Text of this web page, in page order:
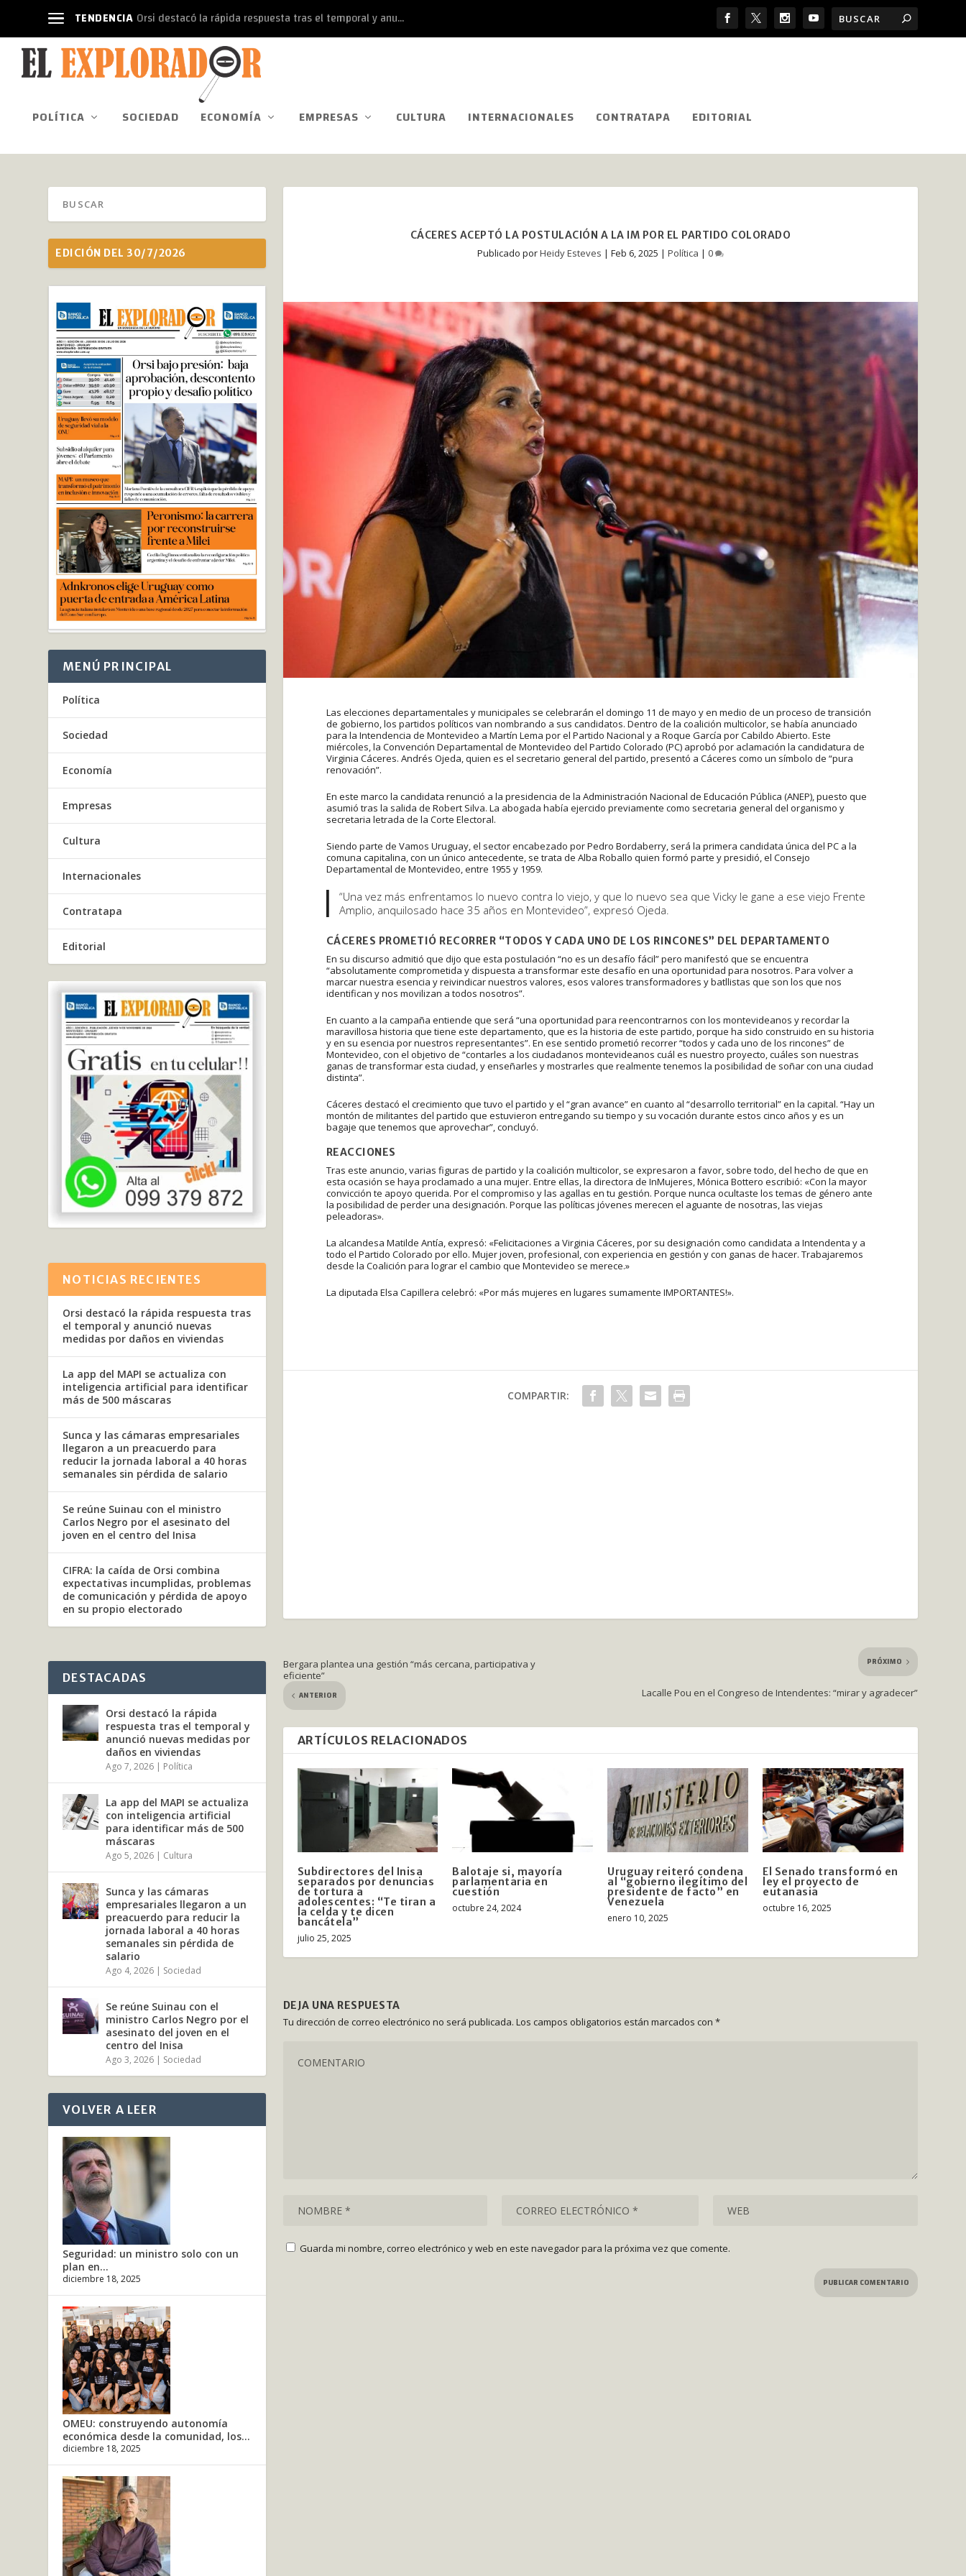
TENDENCIA Orsi destacó la rápida respuesta tras el temporal y anu...
POLÍTICA SOCIEDAD ECONOMÍA EMPRESAS CULTURA INTERNACIONALES CONTRATAPA EDITORIAL
CÁCERES ACEPTÓ LA POSTULACIÓN A LA IM POR EL PARTIDO COLORADO
Publicado porHeidy Esteves | Feb 6, 2025 | Política | 0
Las elecciones departamentales y municipales se celebrarán el domingo 11 de mayo y en medio de un proceso de transición
de gobierno, los partidos políticos van nombrando a sus candidatos. Dentro de la coalición multicolor, se había anunciado
para la Intendencia de Montevideo a Martín Lema por el Partido Nacional y a Roque García por Cabildo Abierto. Este
miércoles, la Convención Departamental de Montevideo del Partido Colorado (PC) aprobó por aclamación la candidatura de
Virginia Cáceres. Andrés Ojeda, quien es el secretario general del partido, presentó a Cáceres como un símbolo de “pura
renovación”.
En este marco la candidata renunció a la presidencia de la Administración Nacional de Educación Pública (ANEP), puesto que
asumió tras la salida de Robert Silva. La abogada había ejercido previamente como secretaria general del organismo y
secretaria letrada de la Corte Electoral.
Siendo parte de Vamos Uruguay, el sector encabezado por Pedro Bordaberry, será la primera candidata única del PC a la
comuna capitalina, con un único antecedente, se trata de Alba Roballo quien formó parte y presidió, el Consejo
Departamental de Montevideo, entre 1955 y 1959.
“Una vez más enfrentamos lo nuevo contra lo viejo, y que lo nuevo sea que Vicky le gane a ese viejo Frente
Amplio, anquilosado hace 35 años en Montevideo”, expresó Ojeda.
CÁCERES PROMETIÓ RECORRER “TODOS Y CADA UNO DE LOS RINCONES” DEL DEPARTAMENTO
En su discurso admitió que dijo que esta postulación “no es un desafío fácil” pero manifestó que se encuentra
“absolutamente comprometida y dispuesta a transformar este desafío en una oportunidad para nosotros. Para volver a
marcar nuestra esencia y reivindicar nuestros valores, esos valores transformadores y batllistas que son los que nos
identifican y nos movilizan a todos nosotros”.
En cuanto a la campaña entiende que será “una oportunidad para reencontrarnos con los montevideanos y recordar la
maravillosa historia que tiene este departamento, que es la historia de este partido, porque ha sido construido en su historia
y en su esencia por nuestros representantes”. En ese sentido prometió recorrer “todos y cada uno de los rincones” de
Montevideo, con el objetivo de “contarles a los ciudadanos montevideanos cuál es nuestro proyecto, cuáles son nuestras
ganas de transformar esta ciudad, y enseñarles y mostrarles que realmente tenemos la posibilidad de soñar con una ciudad
distinta”.
Cáceres destacó el crecimiento que tuvo el partido y el “gran avance” en cuanto al “desarrollo territorial” en la capital. “Hay un
montón de militantes del partido que estuvieron entregando su tiempo y su vocación durante estos cinco años y es un
bagaje que tenemos que aprovechar”, concluyó.
REACCIONES
Tras este anuncio, varias figuras de partido y la coalición multicolor, se expresaron a favor, sobre todo, del hecho de que en
esta ocasión se haya proclamado a una mujer. Entre ellas, la directora de InMujeres, Mónica Bottero escribió: «Con la mayor
convicción te apoyo querida. Por el compromiso y las agallas en tu gestión. Porque nunca ocultaste los temas de género ante
la posibilidad de perder una designación. Porque las políticas jóvenes merecen el aguante de nosotras, las viejas
peleadoras».
La alcandesa Matilde Antía, expresó: «Felicitaciones a Virginia Cáceres, por su designación como candidata a Intendenta y a
todo el Partido Colorado por ello. Mujer joven, profesional, con experiencia en gestión y con ganas de hacer. Trabajaremos
desde la Coalición para lograr el cambio que Montevideo se merece.»
La diputada Elsa Capillera celebró: «Por más mujeres en lugares sumamente IMPORTANTES!».
COMPARTIR:
Bergara plantea una gestión “más cercana, participativa y
eficiente”
ANTERIOR
PRÓXIMO
Lacalle Pou en el Congreso de Intendentes: “mirar y agradecer”
ARTÍCULOS RELACIONADOS
Subdirectores del Inisa
separados por denuncias
de tortura a
adolescentes: “Te tiran a
la celda y te dicen
bancátela”
julio 25, 2025
Balotaje si, mayoría
parlamentaria en
cuestión
octubre 24, 2024
Uruguay reiteró condena
al “gobierno ilegítimo del
presidente de facto” en
Venezuela
enero 10, 2025
El Senado transformó en
ley el proyecto de
eutanasia
octubre 16, 2025
DEJA UNA RESPUESTA
Tu dirección de correo electrónico no será publicada. Los campos obligatorios están marcados con *
Guarda mi nombre, correo electrónico y web en este navegador para la próxima vez que comente.
EDICIÓN DEL 30/7/2026
MENÚ PRINCIPAL
Política
Sociedad
Economía
Empresas
Cultura
Internacionales
Contratapa
Editorial
NOTICIAS RECIENTES
Orsi destacó la rápida respuesta tras
el temporal y anunció nuevas
medidas por daños en viviendas
La app del MAPI se actualiza con
inteligencia artificial para identificar
más de 500 máscaras
Sunca y las cámaras empresariales
llegaron a un preacuerdo para
reducir la jornada laboral a 40 horas
semanales sin pérdida de salario
Se reúne Suinau con el ministro
Carlos Negro por el asesinato del
joven en el centro del Inisa
CIFRA: la caída de Orsi combina
expectativas incumplidas, problemas
de comunicación y pérdida de apoyo
en su propio electorado
DESTACADAS
Orsi destacó la rápida
respuesta tras el temporal y
anunció nuevas medidas por
daños en viviendas
Ago 7, 2026 | Política
La app del MAPI se actualiza
con inteligencia artificial
para identificar más de 500
máscaras
Ago 5, 2026 | Cultura
Sunca y las cámaras
empresariales llegaron a un
preacuerdo para reducir la
jornada laboral a 40 horas
semanales sin pérdida de
salario
Ago 4, 2026 | Sociedad
Se reúne Suinau con el
ministro Carlos Negro por el
asesinato del joven en el
centro del Inisa
Ago 3, 2026 | Sociedad
VOLVER A LEER
Seguridad: un ministro solo con un
plan en...
diciembre 18, 2025
OMEU: construyendo autonomía
económica desde la comunidad, los...
diciembre 18, 2025